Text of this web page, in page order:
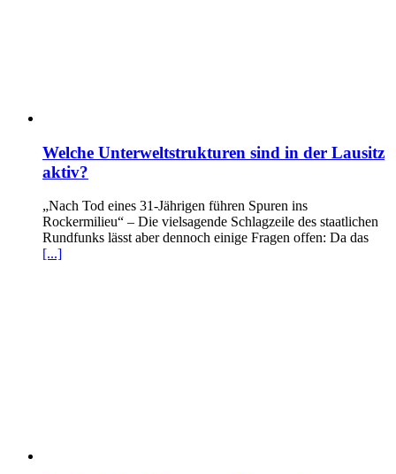
Welche Unterweltstrukturen sind in der Lausitz
aktiv?
„Nach Tod eines 31-Jährigen führen Spuren ins
Rockermilieu“ – Die vielsagende Schlagzeile des staatlichen
Rundfunks lässt aber dennoch einige Fragen offen: Da das
[...]